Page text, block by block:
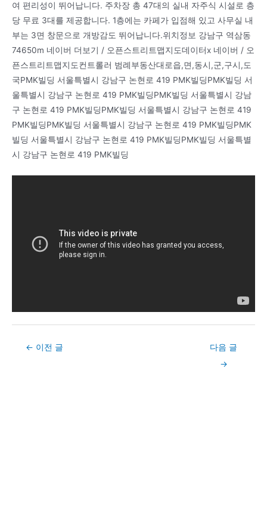
여 편리성이 뛰어납니다. 주차장 총 47대의 실내 자주식 시설로 층
당 무료 3대를 제공합니다. 1층에는 카페가 입점해 있고 사무실 내
부는 3면 창문으로 개방감도 뛰어납니다.위치정보 강남구 역삼동
74650m 네이버 더보기 / 오픈스트리트맵지도데이터x 네이버 / 오
픈스트리트맵지도컨트롤러 범례부동산대로읍,면,동시,군,구시,도
국PMK빌딩 서울특별시 강남구 논현로 419 PMK빌딩PMK빌딩 서
울특별시 강남구 논현로 419 PMK빌딩PMK빌딩 서울특별시 강남
구 논현로 419 PMK빌딩PMK빌딩 서울특별시 강남구 논현로 419
PMK빌딩PMK빌딩 서울특별시 강남구 논현로 419 PMK빌딩PMK
빌딩 서울특별시 강남구 논현로 419 PMK빌딩PMK빌딩 서울특별
시 강남구 논현로 419 PMK빌딩
Post← 이전 글
다음 글
→